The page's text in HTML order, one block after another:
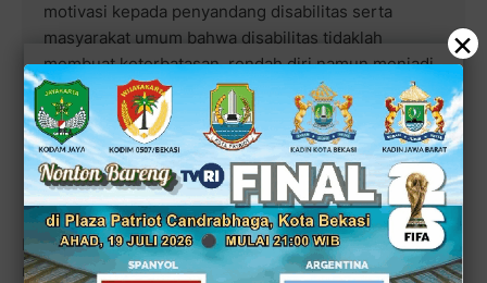
motivasi kepada penyandang disabilitas serta
masyarakat umum bahwa disabilitas tidaklah
membuat keterbatasan, rendah diri namun menjadi
sebuah kekuatan menjadi orang yang berguna bagi
nusa bangsa, masyarakat, keluarga dan diri sendiri.
Dalam kesempatan ini anak anak penyandang disabilitas
menampilkan performance, fun game, Fashion Show
×